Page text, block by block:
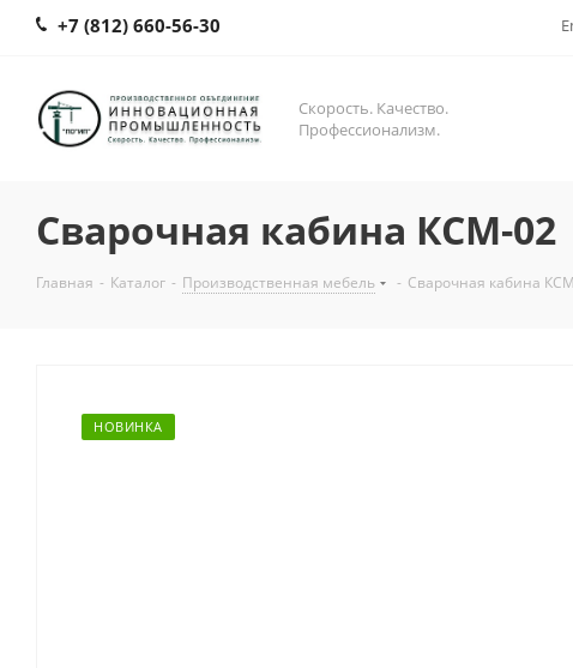
+7 (812) 660-56-30
Скорость. Качество.
Профессионализм.
Сварочная кабина КСМ-02
Главная - Каталог - Производственная мебель - Сварочная кабина
НОВИНКА